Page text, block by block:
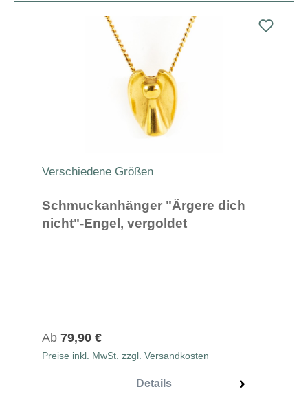
Verschiedene Größen
Schmuckanhänger "Ärgere dich
nicht"-Engel, vergoldet
Ab 79,90 €
Preise inkl. MwSt. zzgl. Versandkosten
Details